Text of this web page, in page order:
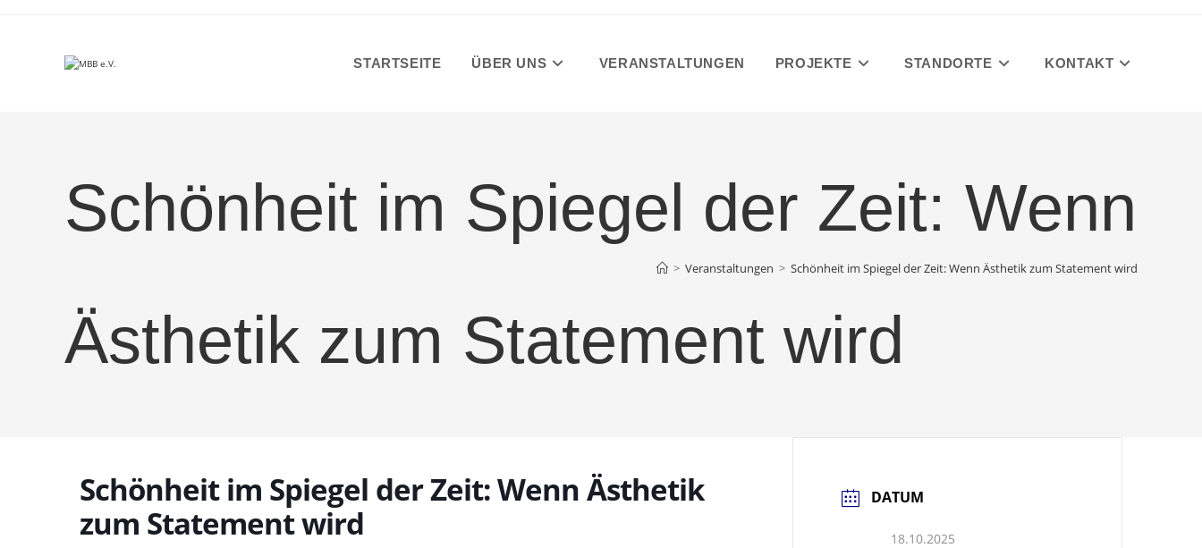
STARTSEITE ÜBER UNS VERANSTALTUNGEN PROJEKTE STANDORTE KONTAKT
Schönheit im Spiegel der Zeit: Wenn
Ästhetik zum Statement wird
> Veranstaltungen > Schönheit im Spiegel der Zeit: Wenn Ästhetik zum Statement wird
Schönheit im Spiegel der Zeit: Wenn Ästhetik
zum Statement wird
DATUM
18.10.2025